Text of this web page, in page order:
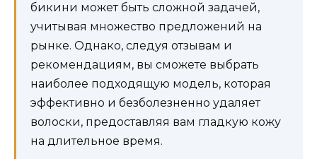
бикини может быть сложной задачей,
учитывая множество предложений на
рынке. Однако, следуя отзывам и
рекомендациям, вы сможете выбрать
наиболее подходящую модель, которая
эффективно и безболезненно удаляет
волоски, предоставляя вам гладкую кожу
на длительное время.